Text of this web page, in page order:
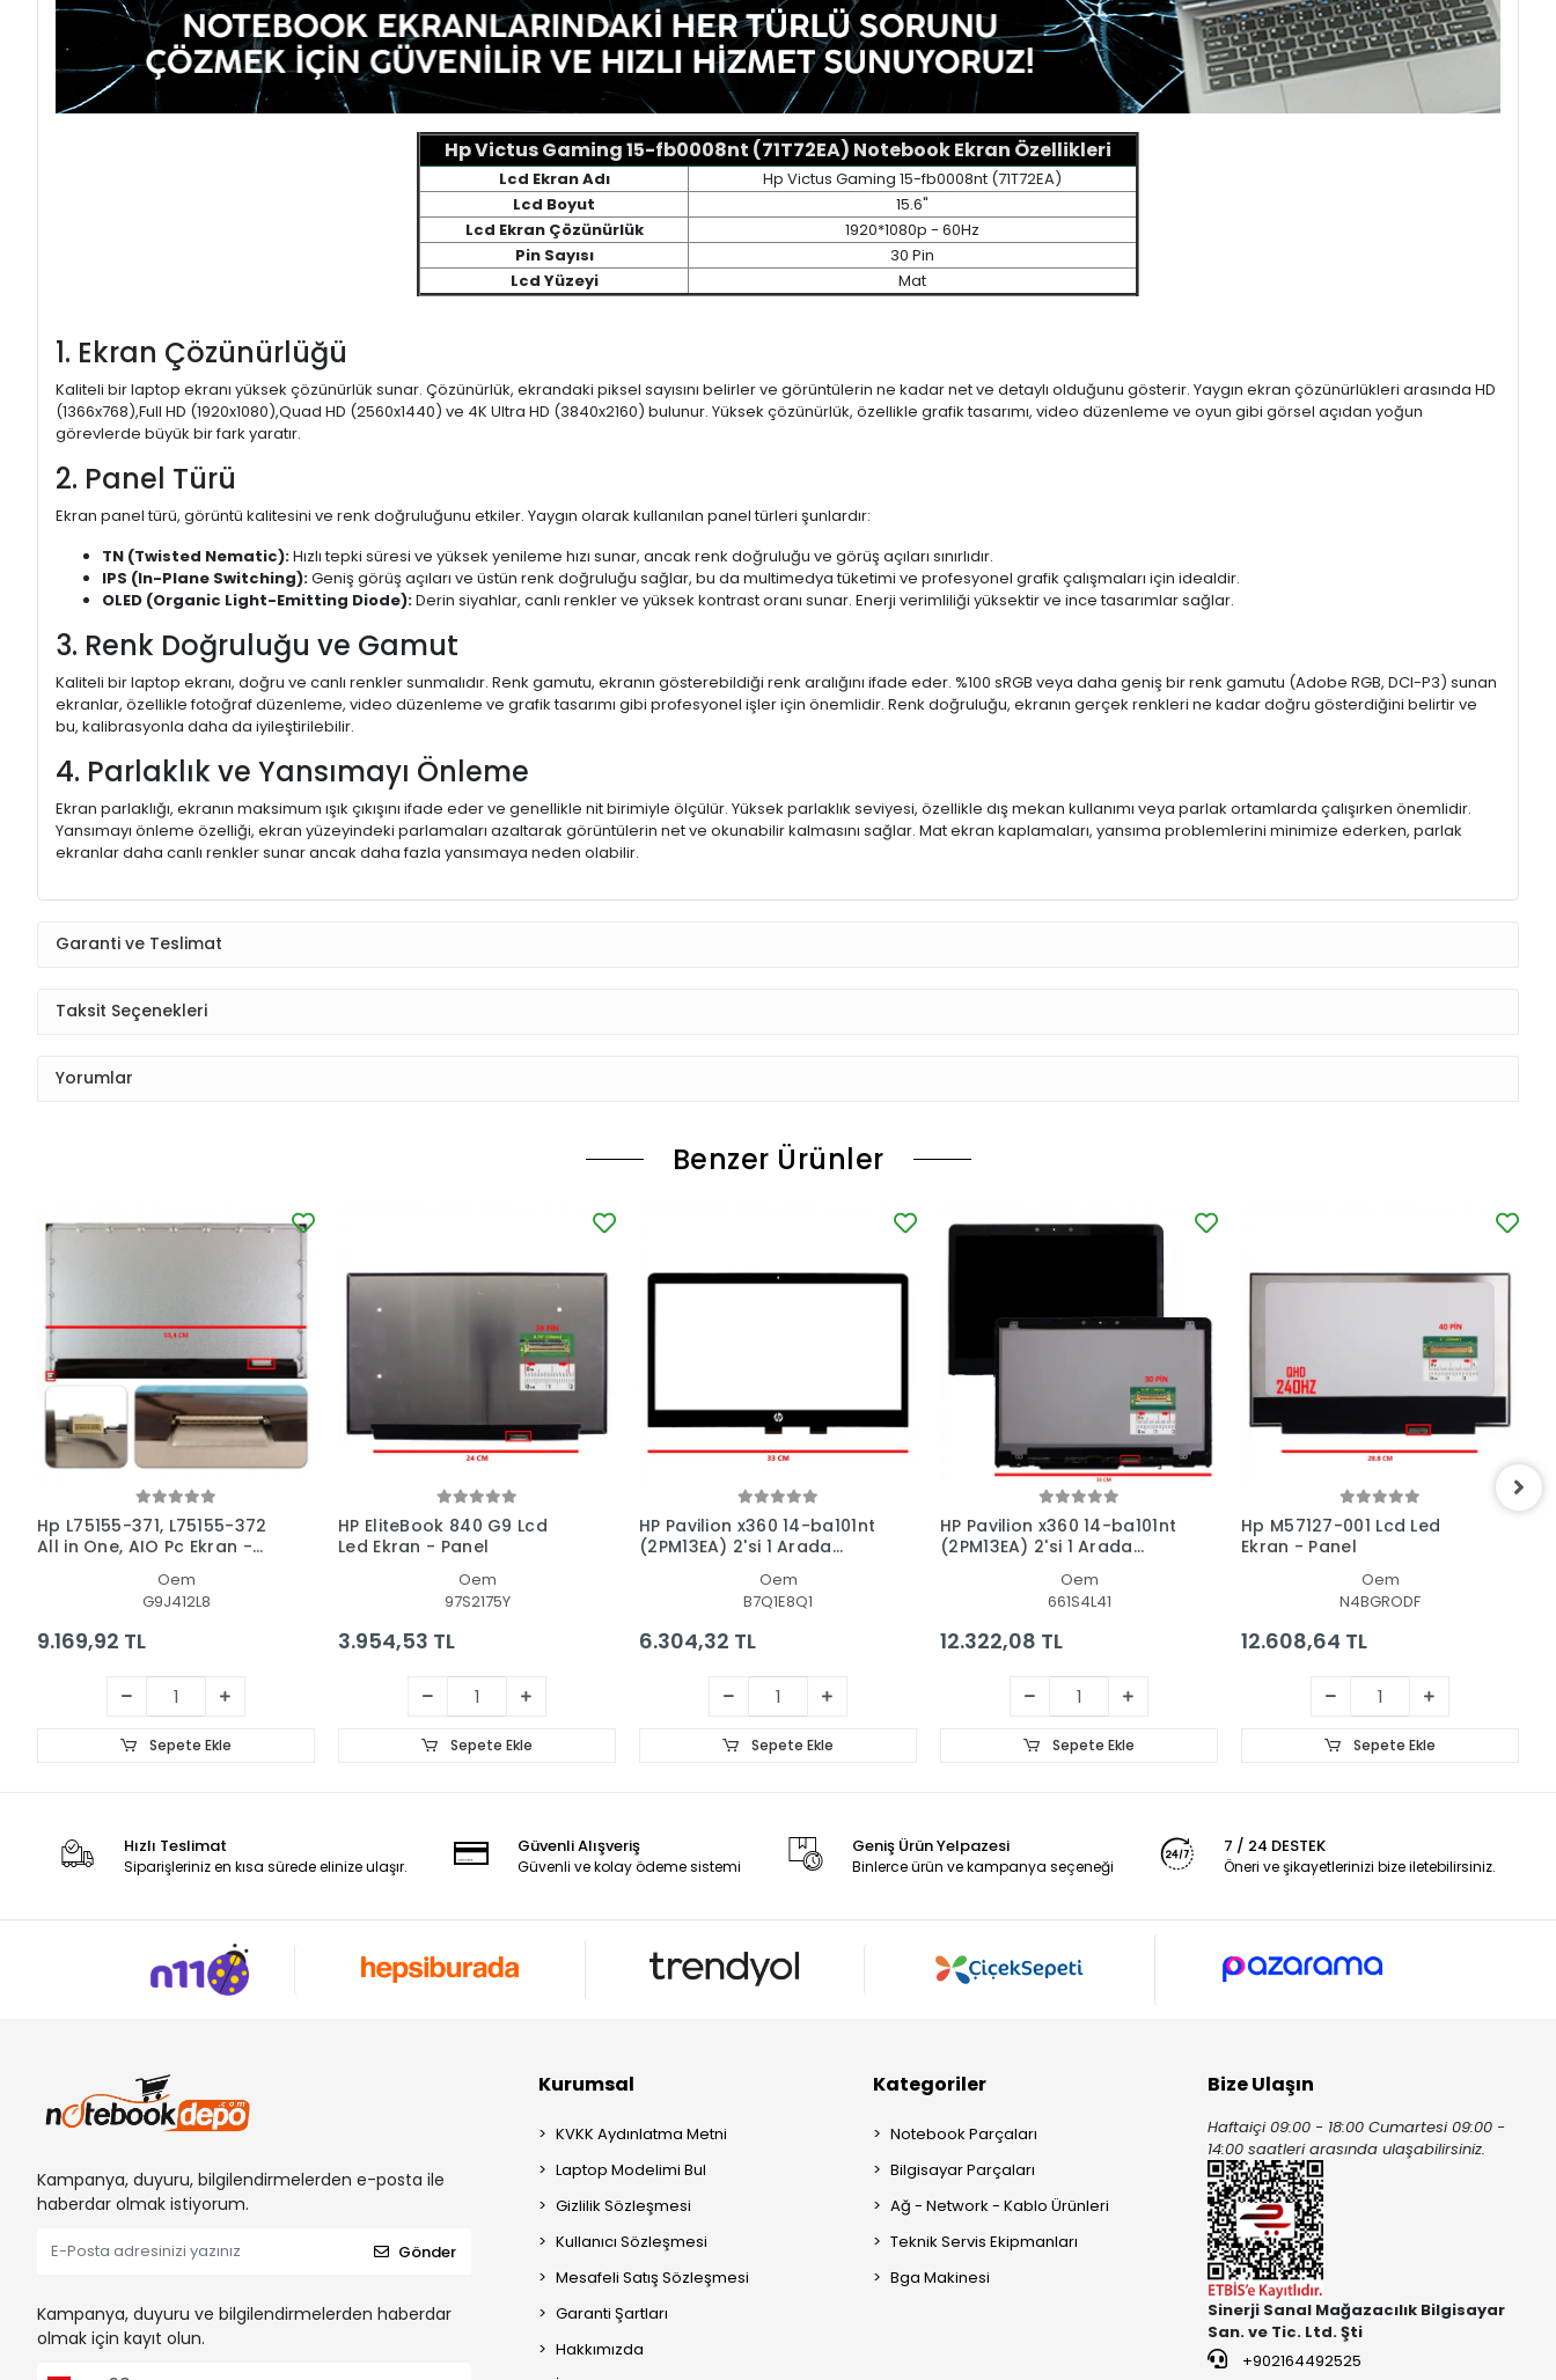
Hp Victus Gaming 15-fb0008nt (71T72EA) Notebook Ekran Özellikleri
Lcd Ekran Adı
Hp Victus Gaming 15-fb0008nt (71T72EA)
Lcd Boyut
15.6"
Lcd Ekran Çözünürlük
1920*1080p - 60Hz
Pin Sayısı
30 Pin
Lcd Yüzeyi
Mat
1. Ekran Çözünürlüğü
Kaliteli bir laptop ekranı yüksek çözünürlük sunar. Çözünürlük, ekrandaki piksel sayısını belirler ve görüntülerin ne kadar net ve detaylı olduğunu gösterir. Yaygın ekran çözünürlükleri arasında HD
(1366x768),Full HD (1920x1080),Quad HD (2560x1440) ve 4K Ultra HD (3840x2160) bulunur. Yüksek çözünürlük, özellikle grafik tasarımı, video düzenleme ve oyun gibi görsel açıdan yoğun
görevlerde büyük bir fark yaratır.
2. Panel Türü
Ekran panel türü, görüntü kalitesini ve renk doğruluğunu etkiler. Yaygın olarak kullanılan panel türleri şunlardır:
TN (Twisted Nematic):Hızlı tepki süresi ve yüksek yenileme hızı sunar, ancak renk doğruluğu ve görüş açıları sınırlıdır.
IPS (In-Plane Switching):Geniş görüş açıları ve üstün renk doğruluğu sağlar, bu da multimedya tüketimi ve profesyonel grafik çalışmaları için idealdir.
OLED (Organic Light-Emitting Diode):Derin siyahlar, canlı renkler ve yüksek kontrast oranı sunar. Enerji verimliliği yüksektir ve ince tasarımlar sağlar.
3. Renk Doğruluğu ve Gamut
Kaliteli bir laptop ekranı, doğru ve canlı renkler sunmalıdır. Renk gamutu, ekranın gösterebildiği renk aralığını ifade eder. %100 sRGB veya daha geniş bir renk gamutu (Adobe RGB, DCI-P3) sunan
ekranlar, özellikle fotoğraf düzenleme, video düzenleme ve grafik tasarımı gibi profesyonel işler için önemlidir. Renk doğruluğu, ekranın gerçek renkleri ne kadar doğru gösterdiğini belirtir ve
bu, kalibrasyonla daha da iyileştirilebilir.
4. Parlaklık ve Yansımayı Önleme
Ekran parlaklığı, ekranın maksimum ışık çıkışını ifade eder ve genellikle nit birimiyle ölçülür. Yüksek parlaklık seviyesi, özellikle dış mekan kullanımı veya parlak ortamlarda çalışırken önemlidir.
Yansımayı önleme özelliği, ekran yüzeyindeki parlamaları azaltarak görüntülerin net ve okunabilir kalmasını sağlar. Mat ekran kaplamaları, yansıma problemlerini minimize ederken, parlak
ekranlar daha canlı renkler sunar ancak daha fazla yansımaya neden olabilir.
Garanti ve Teslimat
Taksit Seçenekleri
Yorumlar
Benzer Ürünler
Hp L75155-371, L75155-372
All in One, AIO Pc Ekran -
Oem
G9J412L8
9.169,92 TL
Sepete Ekle
HP EliteBook 840 G9 Lcd
Led Ekran - Panel
Oem
97S2175Y
3.954,53 TL
Sepete Ekle
HP Pavilion x360 14-ba101nt
(2PM13EA) 2'si 1 Arada
Oem
B7Q1E8Q1
6.304,32 TL
Sepete Ekle
HP Pavilion x360 14-ba101nt
(2PM13EA) 2'si 1 Arada
Oem
661S4L41
12.322,08 TL
Sepete Ekle
Hp M57127-001 Lcd Led
Ekran - Panel
Oem
N4BGRODF
12.608,64 TL
Sepete Ekle
Hızlı Teslimat
Siparişleriniz en kısa sürede elinize ulaşır.
Güvenli Alışveriş
Güvenli ve kolay ödeme sistemi
Geniş Ürün Yelpazesi
Binlerce ürün ve kampanya seçeneği
7 / 24 DESTEK
Öneri ve şikayetlerinizi bize iletebilirsiniz.
Kampanya, duyuru, bilgilendirmelerden e-posta ile
haberdar olmak istiyorum.
Gönder
Kampanya, duyuru ve bilgilendirmelerden haberdar
olmak için kayıt olun.
Kurumsal
KVKK Aydınlatma Metni
Laptop Modelimi Bul
Gizlilik Sözleşmesi
Kullanıcı Sözleşmesi
Mesafeli Satış Sözleşmesi
Garanti Şartları
Hakkımızda
Kategoriler
Notebook Parçaları
Bilgisayar Parçaları
Ağ - Network - Kablo Ürünleri
Teknik Servis Ekipmanları
Bga Makinesi
Bize Ulaşın
Haftaiçi 09:00 - 18:00 Cumartesi 09:00 -
14:00 saatleri arasında ulaşabilirsiniz.
Sinerji Sanal Mağazacılık Bilgisayar
San. ve Tic. Ltd. Şti
+902164492525